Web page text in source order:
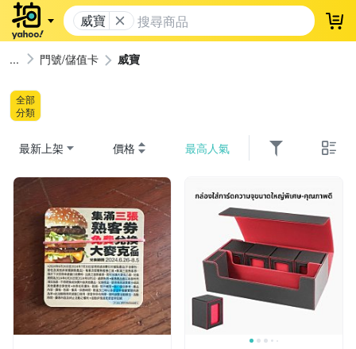
威寶 登
門號/儲值卡 威寶
全部
分類
最新上架 價格 最高人氣